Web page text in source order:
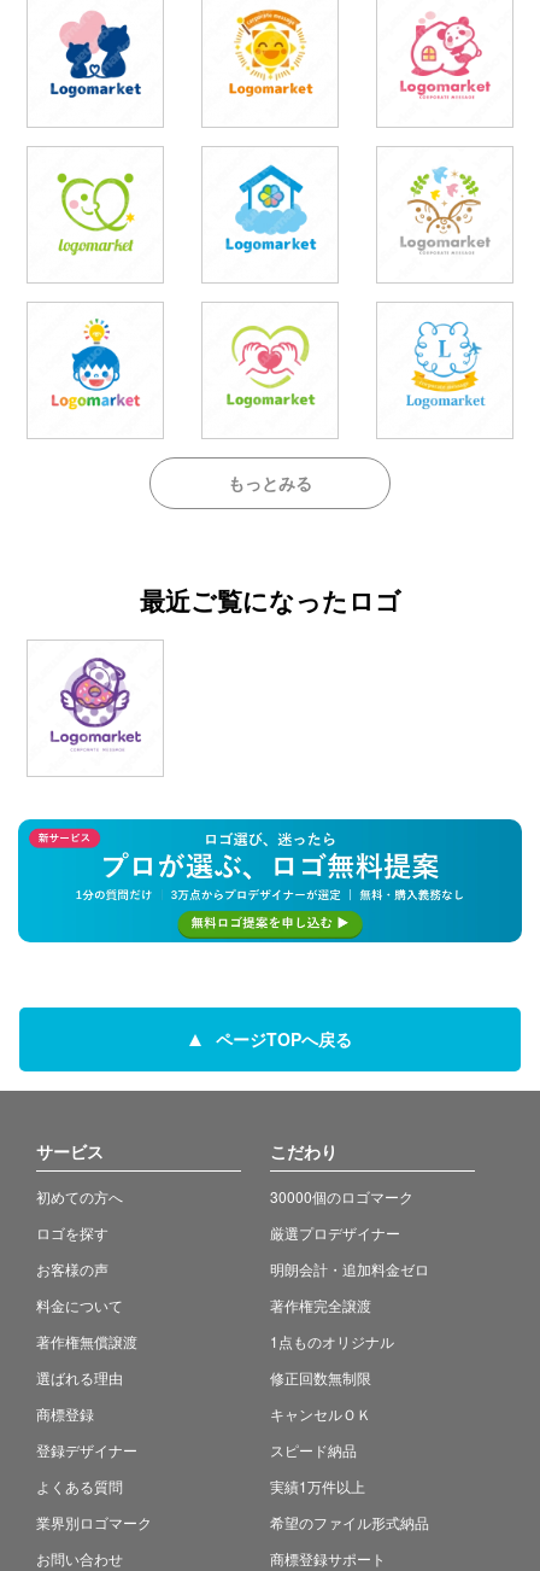
もっとみる
最近ご覧になったロゴ
ページTOPへ戻る
サービス
初めての方へ
ロゴを探す
お客様の声
料金について
著作権無償譲渡
選ばれる理由
商標登録
登録デザイナー
よくある質問
業界別ロゴマーク
お問い合わせ
こだわり
30000個のロゴマーク
厳選プロデザイナー
明朗会計・追加料金ゼロ
著作権完全譲渡
1点ものオリジナル
修正回数無制限
キャンセルＯＫ
スピード納品
実績1万件以上
希望のファイル形式納品
商標登録サポート